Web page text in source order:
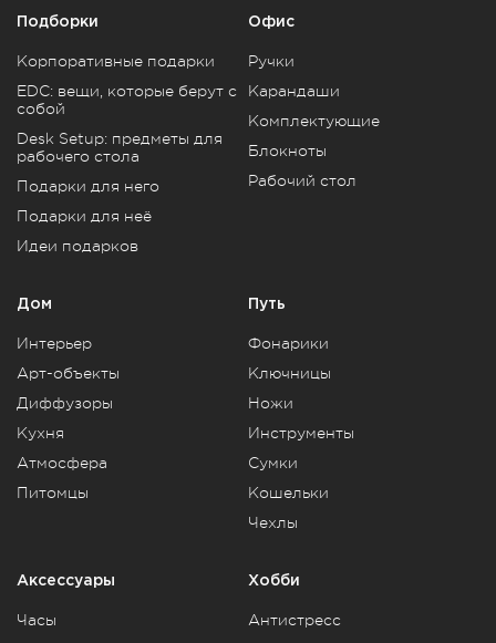
Подборки
Корпоративные подарки
EDC: вещи, которые берут с
собой
Desk Setup: предметы для
рабочего стола
Подарки для него
Подарки для неё
Идеи подарков
Офис
Ручки
Карандаши
Комплектующие
Блокноты
Рабочий стол
Дом
Интерьер
Арт-объекты
Диффузоры
Кухня
Атмосфера
Питомцы
Путь
Фонарики
Ключницы
Ножи
Инструменты
Сумки
Кошельки
Чехлы
Аксессуары
Часы
Хобби
Антистресс